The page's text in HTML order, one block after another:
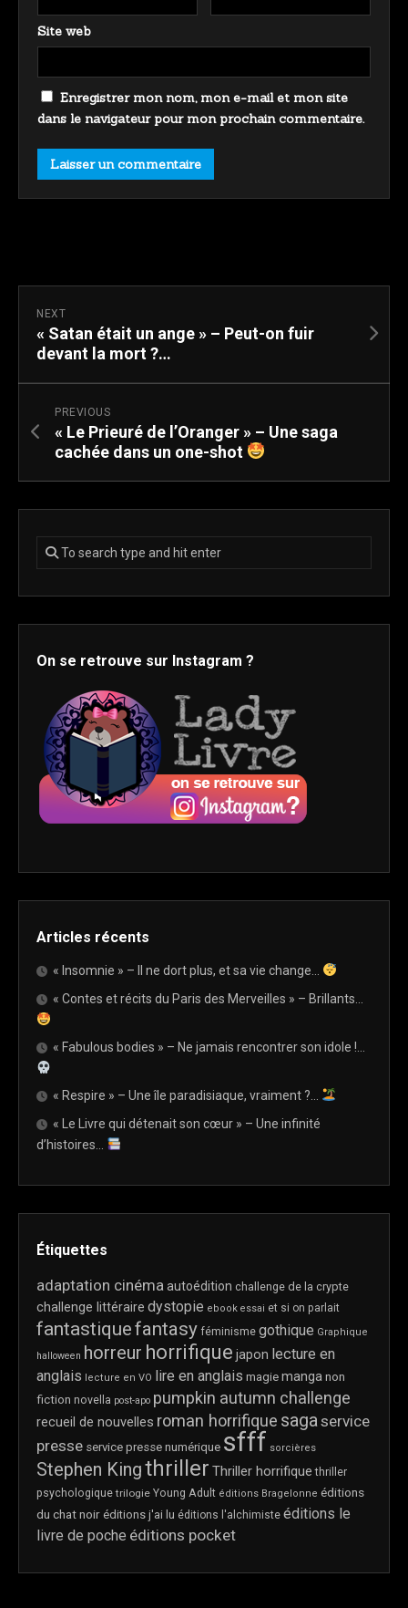
Site web
Enregistrer mon nom, mon e-mail et mon site
dans le navigateur pour mon prochain commentaire.
NEXT
« Satan était un ange » – Peut-on fuir
devant la mort ?…
PREVIOUS
« Le Prieuré de l’Oranger » – Une saga
cachée dans un one-shot
On se retrouve sur Instagram ?
Articles récents
« Insomnie » – Il ne dort plus, et sa vie change…
« Contes et récits du Paris des Merveilles » – Brillants…
« Fabulous bodies » – Ne jamais rencontrer son idole !…
« Respire » – Une île paradisiaque, vraiment ?…
« Le Livre qui détenait son cœur » – Une infinité
d’histoires…
Étiquettes
adaptation cinéma autoédition challenge de la crypte
challenge littéraire dystopie ebook essai et si on parlait
fantastiquefantasy féminisme gothique Graphique
halloween horreur horrifique japon lecture en
anglais lecture en VO lire en anglais magie manga non
fiction novella post-apo pumpkin autumn challenge
recueil de nouvelles roman horrifique sagaservice
presse service presse numérique sfff sorcières
Stephen Kingthriller Thriller horrifique thriller
psychologique trilogie Young Adult éditions Bragelonne éditions
du chat noir éditions j'ai lu éditions l'alchimiste éditions le
livre de poche éditions pocket